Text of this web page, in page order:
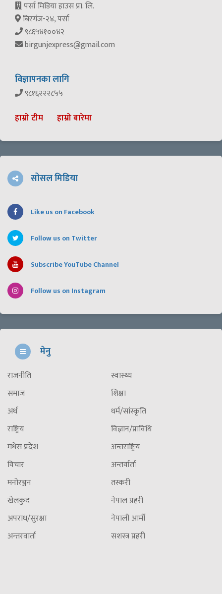
पर्सा मिडिया हाउस प्रा. लि.
बिरगंज-२४, पर्सा
९८६५४१००४२
birgunjexpress@gmail.com
विज्ञापनका लागि
९८१६२२२८५५
हाम्रो टीम हाम्रो बारेमा
सोसल मिडिया
Like us on Facebook
Follow us on Twitter
Subscribe YouTube Channel
Follow us on Instagram
मेनु
राजनीति
समाज
अर्थ
राष्ट्रिय
मधेस प्रदेश
विचार
मनोरञ्जन
खेलकुद
अपराध/सुरक्षा
अन्तरवार्ता
स्वास्थ्य
शिक्षा
धर्म/सांस्कृति
विज्ञान/प्राविधि
अन्तराष्ट्रिय
अन्तर्वार्ता
तस्करी
नेपाल प्रहरी
नेपाली आर्मी
सशस्त्र प्रहरी